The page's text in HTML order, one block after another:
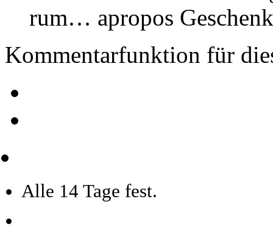
rum… apropos
Kommentarfunktion für
Alle 14 Tage fest.